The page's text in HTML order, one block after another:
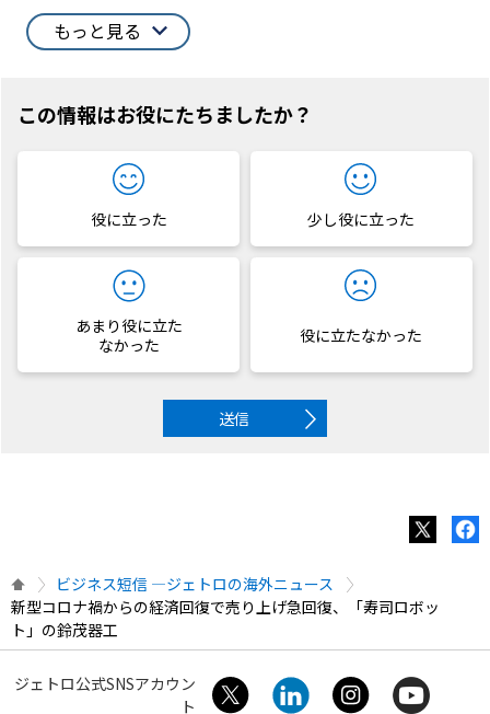
もっと見る
この情報はお役にたちましたか？
役に立った 少し役に立った
あまり役に立た
なかった
役に立たなかった
送信
ビジネス短信 ―ジェトロの海外ニュース
新型コロナ禍からの経済回復で売り上げ急回復、「寿司ロボッ
ト」の鈴茂器工
ジェトロ公式SNSアカウン
ト